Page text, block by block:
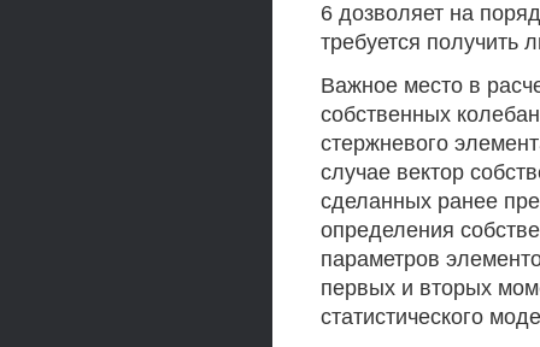
6 дозволяет на
требуется получить
Важное место в
собственных
стержневого
случае вектор
сделанных ранее
определения
параметров
первых и вторых
статистического